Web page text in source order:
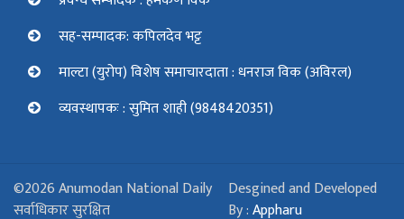
सह-सम्पादक: कपिलदेव भट्ट
माल्टा (युरोप) विशेष समाचारदाता : धनराज विक (अविरल)
व्यवस्थापकः : सुमित शाही (9848420351)
©2026 Anumodan National Daily
सर्वाधिकार सुरक्षित
Desgined and Developed
By :Appharu